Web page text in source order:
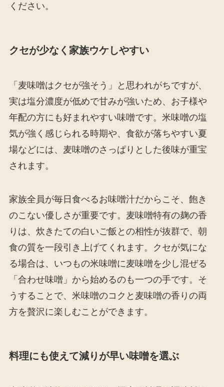
ください。
クセが少なく家族ウケしやすい
「麦味噌はクセが強そう」と思われがちですが、
実は塩分濃度が低めで甘みが強いため、お子様や
年配の方にも好まれやすい味噌です。米味噌の塩
気が強く感じられる時期や、食欲が落ちやすい夏
場などには、麦味噌のさっぱりとした後味が重宝
されます。
家族全員が毎日食べるお味噌汁だからこそ、飽き
のこない優しさが重要です。麦味噌特有の麹の香
りは、炊きたての白いご飯との相性が抜群で、朝
食の質を一段引き上げてくれます。クセが気にな
る場合は、いつもの米味噌に麦味噌を少し混ぜる
「合わせ味噌」から始めるのも一つの手です。そ
うすることで、米味噌のコクと麦味噌の香りの両
方を贅沢に楽しむことができます。
料理にも使えて減りが早い味噌を選ぶ